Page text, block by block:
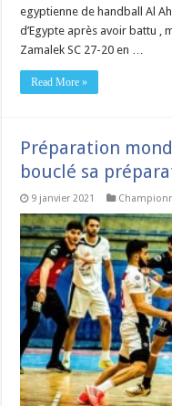
egyptienne de handball Al
d’Egypte après avoir battu ,
Zamalek SC 27-20 en …
Read More »
Préparation
bouclé sa
9 janvier 2021